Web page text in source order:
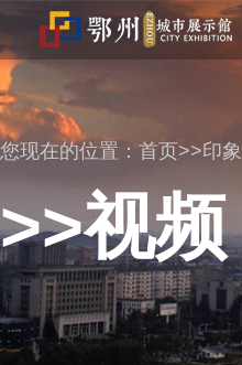
您现在的位置：首页>>印象
>>视频